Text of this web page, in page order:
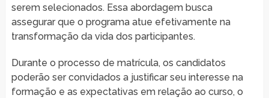
serem selecionados. Essa abordagem busca
assegurar que o programa atue efetivamente na
transformação da vida dos participantes.
Durante o processo de matrícula, os candidatos
poderão ser convidados a justificar seu interesse na
formação e as expectativas em relação ao curso, o